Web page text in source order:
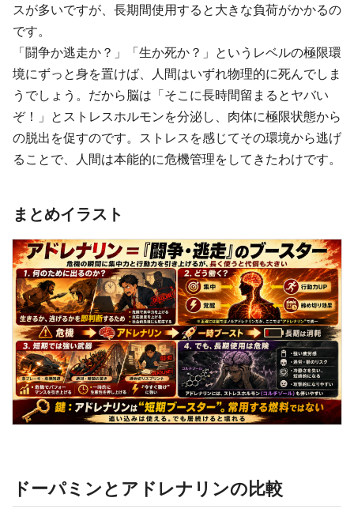
スが多いですが、長期間使用すると大きな負荷がかかるの
です。
「闘争か逃走か？」「生か死か？」というレベルの極限環
境にずっと身を置けば、人間はいずれ物理的に死んでしま
うでしょう。だから脳は「そこに長時間留まるとヤバい
ぞ！」とストレスホルモンを分泌し、肉体に極限状態から
の脱出を促すのです。ストレスを感じてその環境から逃げ
ることで、人間は本能的に危機管理をしてきたわけです。
まとめイラスト
ドーパミンとアドレナリンの比較